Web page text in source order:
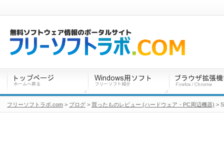
フリーソフトラボ.com > ブログ > 買ったものレビュー (ハードウェア・PC周辺機器) >